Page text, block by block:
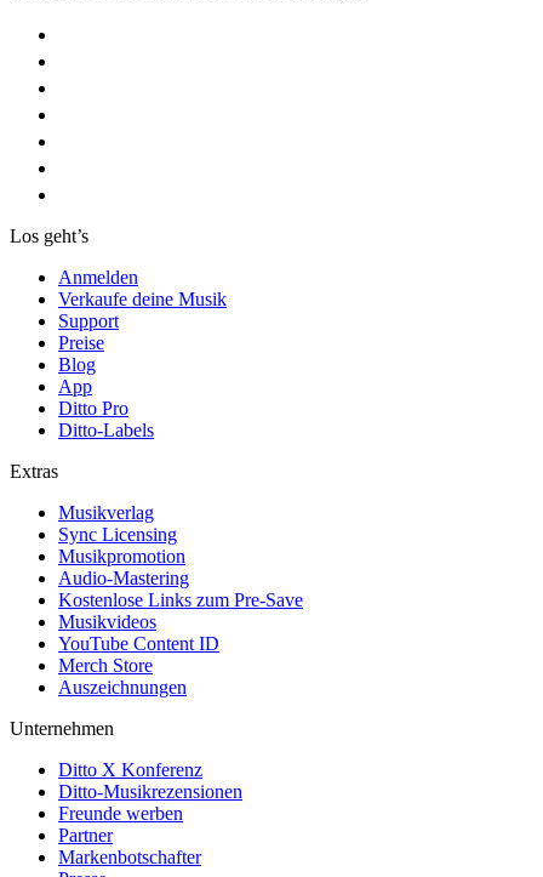
Los geht’s
Anmelden
Verkaufe deine Musik
Support
Preise
Blog
App
Ditto Pro
Ditto-Labels
Extras
Musikverlag
Sync Licensing
Musikpromotion
Audio-Mastering
Kostenlose Links zum Pre-Save
Musikvideos
YouTube Content ID
Merch Store
Auszeichnungen
Unternehmen
Ditto X Konferenz
Ditto-Musikrezensionen
Freunde werben
Partner
Markenbotschafter